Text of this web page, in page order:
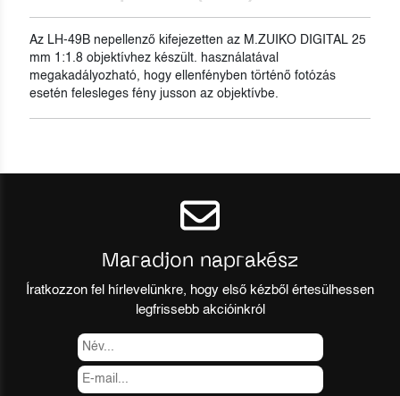
Az LH‑49B nepellenző kifejezetten az M.ZUIKO DIGITAL 25
mm 1:1.8 objektívhez készült. használatával
megakadályozható, hogy ellenfényben történő fotózás
esetén felesleges fény jusson az objektívbe.
Maradjon naprakész
Íratkozzon fel hírlevelünkre, hogy első kézből értesülhessen
legfrissebb akcióinkról